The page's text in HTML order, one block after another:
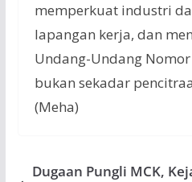
memperkuat industri
lapangan kerja, dan
Undang-Undang
bukan sekadar
(Meha)
Dugaan Pungli MCK,